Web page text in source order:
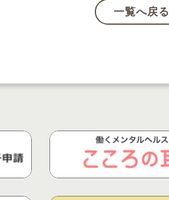
一覧へ戻る